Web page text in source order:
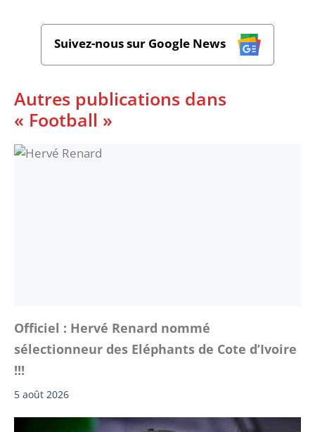
Suivez-nous sur Google News
Autres publications dans
« Football »
Officiel : Hervé Renard nommé
sélectionneur des Eléphants de Cote d’Ivoire
!!!
5 août 2026